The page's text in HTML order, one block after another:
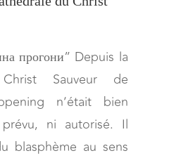
прогони” Depuis la
Sauveur de
n’était bien
ni autorisé. Il
blasphème au sens